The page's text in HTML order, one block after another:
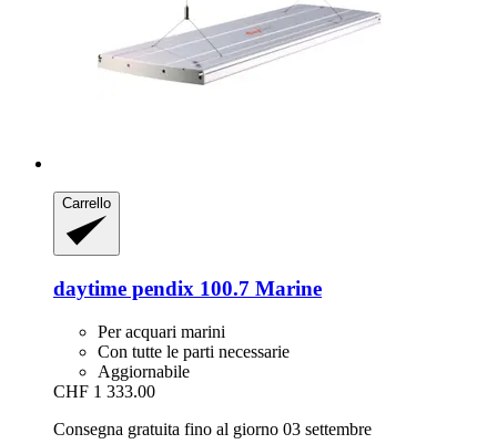
Carrello
daytime pendix 100.7 Marine
Per acquari marini
Con tutte le parti necessarie
Aggiornabile
CHF 1 333.00
Consegna gratuita fino al giorno 03 settembre